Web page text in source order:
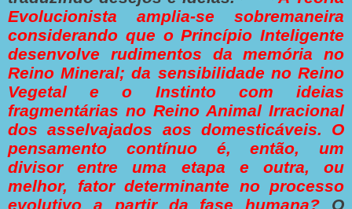
Evolucionista amplia-se sobremaneira
considerando que o Princípio Inteligente
desenvolve rudimentos da memória no
Reino Mineral; da sensibilidade no Reino
Vegetal e o Instinto com ideias
fragmentárias no Reino Animal Irracional
dos asselvajados aos domesticáveis. O
pensamento contínuo é, então, um
divisor entre uma etapa e outra, ou
melhor, fator determinante no processo